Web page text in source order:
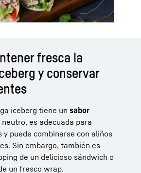
fresca la
y conservar
iceberg tiene un sabor
es adecuada para
y puede combinarse con aliños
Sin embargo, también es
de un delicioso sándwich o
un fresco wrap.